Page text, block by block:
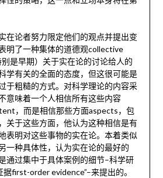
在论者努力限定他们的观点并提出变
明了一种集体的道德观collective
是早期）关于实在论的讨论给人的
学有关的全面的态度，但这很可能是
于粗糙的方式。对科学理论的内容采
意味着一个人相信所有这些内容
，而是相信那些方面aspects，包
关于这些方面，他认为这种相信是有
表明对这些事物的实在论。本着类似
一种具体性，认为实在论的最好的
通过集中于具体案例的细节–科学研
first-order evidence”–来提出的。